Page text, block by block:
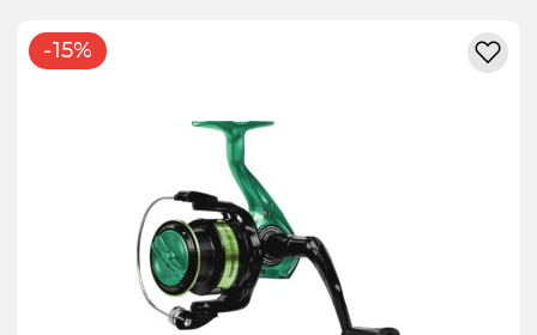
-15%